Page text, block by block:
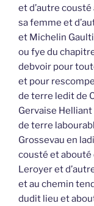
et d’autre cousté
sa femme et
et Michelin
ou fye du
debvoir pour
et pour
de terre ledit de
Gervaise
de terre
Grossevau en
cousté et abouté
Leroyer et
et au chemin
dudit lieu et